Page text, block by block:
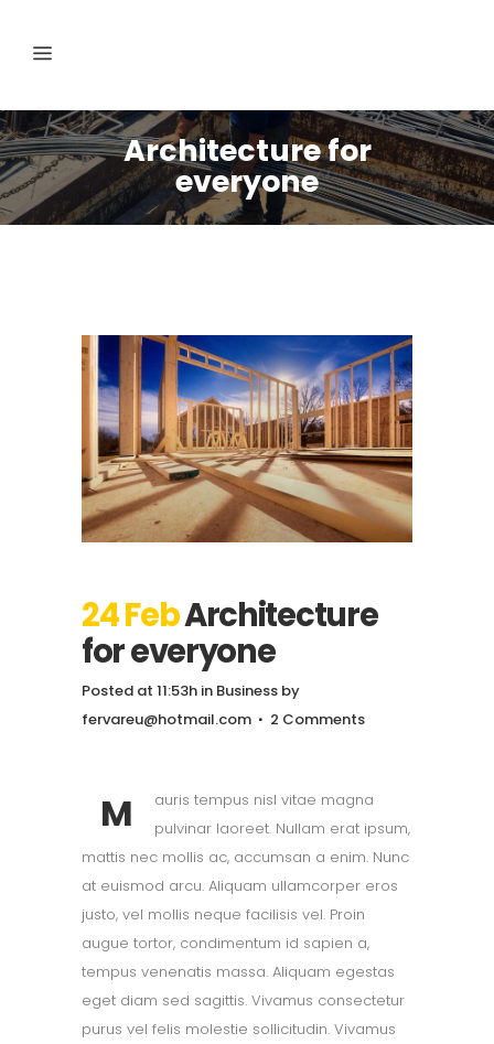
Architecture for
everyone
24 FebArchitecture
for everyone
Posted at 11:53h in Business by
fervareu@hotmail.com
2 Comments
M
auris tempus nisl vitae magna
pulvinar laoreet. Nullam erat ipsum,
mattis nec mollis ac, accumsan a enim. Nunc
at euismod arcu. Aliquam ullamcorper eros
justo, vel mollis neque facilisis vel. Proin
augue tortor, condimentum id sapien a,
tempus venenatis massa. Aliquam egestas
eget diam sed sagittis. Vivamus consectetur
purus vel felis molestie sollicitudin. Vivamus